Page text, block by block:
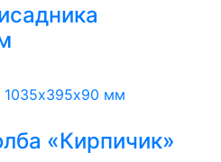
1035х395х90 мм